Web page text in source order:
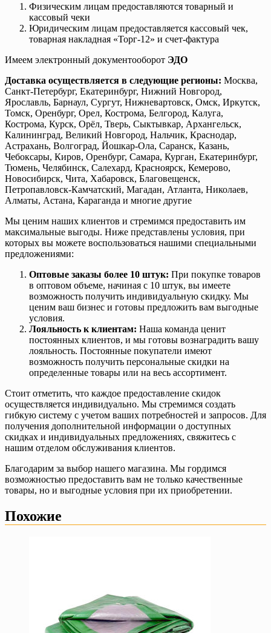
Физическим лицам предоставляются товарный и
кассовый чеки
Юридическим лицам предоставляется кассовый чек,
товарная накладная «Торг-12» и счет-фактура
Имеем электронный документооборот ЭДО
Доставка осуществляется в следующие регионы: Москва,
Санкт-Петербург, Екатеринбург, Нижний Новгород,
Ярославль, Барнаул, Сургут, Нижневартовск, Омск, Иркутск,
Томск, Оренбург, Орел, Кострома, Белгород, Калуга,
Кострома, Курск, Орёл, Тверь, Сыктывкар, Архангельск,
Калининград, Великий Новгород, Нальчик, Краснодар,
Астрахань, Волгоград, Йошкар-Ола, Саранск, Казань,
Чебоксары, Киров, Оренбург, Самара, Курган, Екатеринбург,
Тюмень, Челябинск, Салехард, Красноярск, Кемерово,
Новосибирск, Чита, Хабаровск, Благовещенск,
Петропавловск-Камчатский, Магадан, Атланта, Николаев,
Алматы, Астана, Караганда и многие другие
Мы ценим наших клиентов и стремимся предоставить им
максимальные выгоды. Ниже представлены условия, при
которых вы можете воспользоваться нашими специальными
предложениями:
Оптовые заказы более 10 штук: При покупке товаров
в оптовом объеме, начиная с 10 штук, вы имеете
возможность получить индивидуальную скидку. Мы
ценим ваш бизнес и готовы предложить вам выгодные
условия.
Лояльность к клиентам: Наша команда ценит
постоянных клиентов, и мы готовы вознаградить вашу
лояльность. Постоянные покупатели имеют
возможность получить персональные скидки на
определенные товары или на весь ассортимент.
Стоит отметить, что каждое предоставление скидок
осуществляется индивидуально. Мы стремимся создать
гибкую систему с учетом ваших потребностей и запросов. Для
получения дополнительной информации о доступных
скидках и индивидуальных предложениях, свяжитесь с
нашим отделом обслуживания клиентов.
Благодарим за выбор нашего магазина. Мы гордимся
возможностью предоставить вам не только качественные
товары, но и выгодные условия при их приобретении.
Похожие